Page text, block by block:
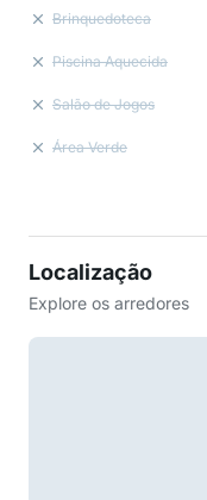
Brinquedoteca
Piscina Aquecida
Salão de Jogos
Área Verde
Localização
Explore os arredores